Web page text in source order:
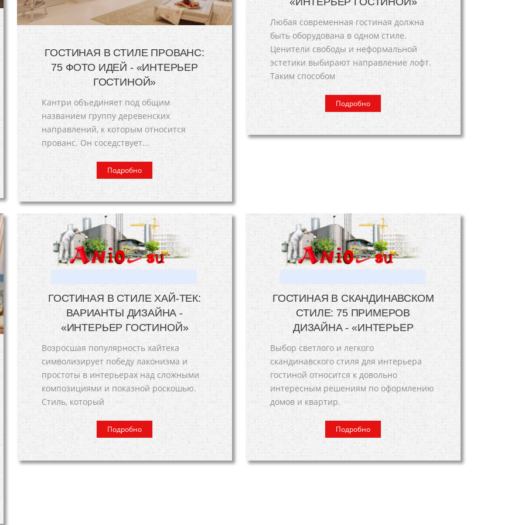
ГОСТИНАЯ В СТИЛЕ ПРОВАНС:
75 ФОТО ИДЕЙ - «ИНТЕРЬЕР
ГОСТИНОЙ»
Кантри объединяет под общим
названием группу деревенских
направлений, к которым относится
прованс. Он соседствует...
Подробно
Любая современная гостиная должна
быть оборудована в одном стиле.
Ценители свободы и неформальной
эстетики выбирают направление лофт.
Таким способом
Подробно
ГОСТИНАЯ В СТИЛЕ ХАЙ-ТЕК:
ВАРИАНТЫ ДИЗАЙНА -
«ИНТЕРЬЕР ГОСТИНОЙ»
Возросшая популярность хайтека
символизирует победу лаконизма и
простоты в интерьерах над сложными
композициями и показной роскошью.
Стиль, который
Подробно
ГОСТИНАЯ В СКАНДИНАВСКОМ
СТИЛЕ: 75 ПРИМЕРОВ
ДИЗАЙНА - «ИНТЕРЬЕР
Выбор светлого и легкого
скандинавского стиля для интерьера
гостиной относится к довольно
интересным решениям по оформлению
домов и квартир.
Подробно